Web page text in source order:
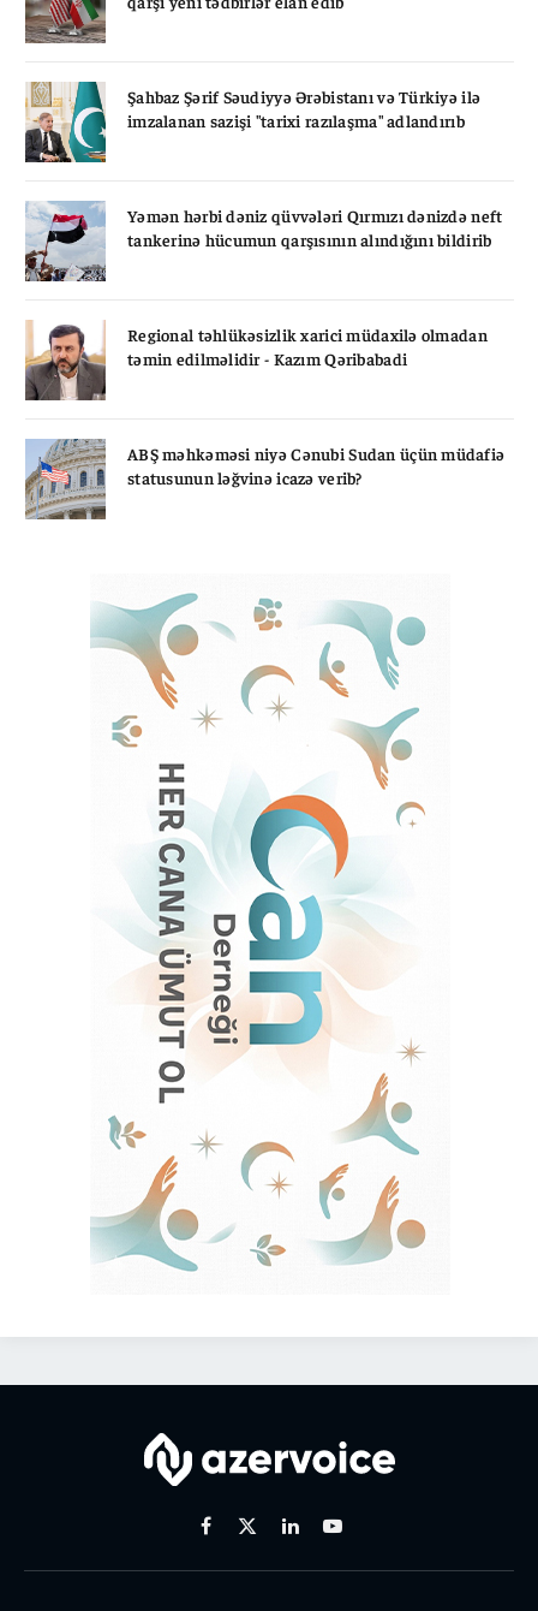
Şahbaz Şərif Səudiyyə Ərəbistanı və Türkiyə ilə
imzalanan sazişi "tarixi razılaşma" adlandırıb
Yəmən hərbi dəniz qüvvələri Qırmızı dənizdə neft
tankerinə hücumun qarşısının alındığını bildirib
Regional təhlükəsizlik xarici müdaxilə olmadan
təmin edilməlidir - Kazım Qəribabadi
ABŞ məhkəməsi niyə Cənubi Sudan üçün müdafiə
statusunun ləğvinə icazə verib?
Facebook
X
LinkedinYoutube